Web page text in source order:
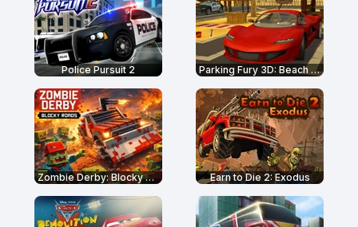
Police Pursuit 2 Parking Fury 3D: Beach City
Zombie Derby: Blocky Roads Earn to Die 2: Exodus